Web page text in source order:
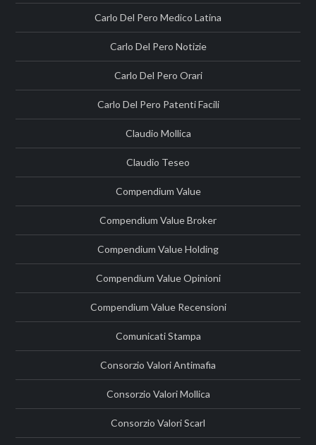
Carlo Del Pero Medico Latina
Carlo Del Pero Notizie
Carlo Del Pero Orari
Carlo Del Pero Patenti Facili
Claudio Mollica
Claudio Teseo
Compendium Value
Compendium Value Broker
Compendium Value Holding
Compendium Value Opinioni
Compendium Value Recensioni
Comunicati Stampa
Consorzio Valori Antimafia
Consorzio Valori Mollica
Consorzio Valori Scarl